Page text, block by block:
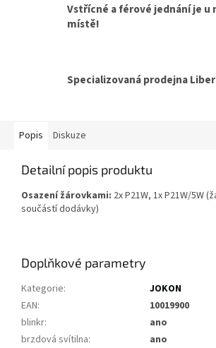
Vstřícné a férové jednání je u
místě!
Specializovaná prodejna
Popis Diskuze
Detailní popis produktu
Osazení žárovkami: 2x P21W, 1x P21W/5W
součástí dodávky)
Doplňkové parametry
Kategorie:
JOKON
EAN:
10019900
blinkr:
ano
brzdová svítilna:
ano